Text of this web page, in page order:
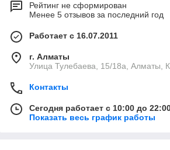
Рейтинг не сформирован
Менее 5 отзывов за последний год
Работает с 16.07.2011
г. Алматы
Улица Тулебаева, 15/18а, Алматы,
Контакты
Сегодня работает с 10:00 до
Показать весь график работы